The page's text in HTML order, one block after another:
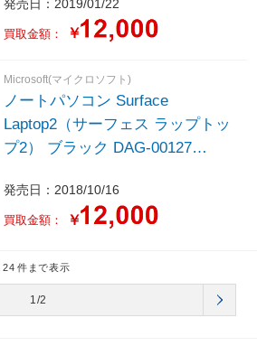
Core i5 /Office HomeandBusiness
/メモリ：8GB /SSD：256GB
発売日：2019/01/22
買取金額： ￥
Microsoft(マイクロソフト)
ノートパソコン Surface
Laptop2（サーフェス ラップトッ
プ2） ブラック DAG-00127
Core i5 /Office HomeandBusiness
/メモリ：8GB /SSD：256GB
発売日：2018/10/16
買取金額： ￥
24 件まで表示
1/2